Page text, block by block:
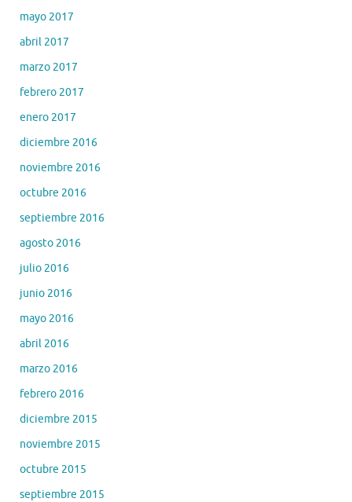
mayo 2017
abril 2017
marzo 2017
febrero 2017
enero 2017
diciembre 2016
noviembre 2016
octubre 2016
septiembre 2016
agosto 2016
julio 2016
junio 2016
mayo 2016
abril 2016
marzo 2016
febrero 2016
diciembre 2015
noviembre 2015
octubre 2015
septiembre 2015